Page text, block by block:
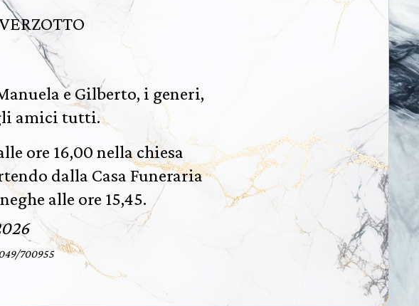
e Gilberto, i generi,
amici tutti.
ore 16,00 nella chiesa
dalla Casa Funeraria
alle ore 15,45.
700955